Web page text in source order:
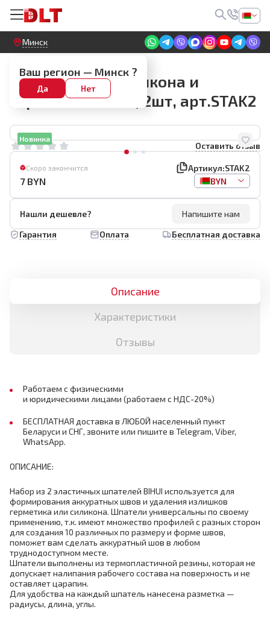
Круглосуточный! Прием заявок на сайте
Минск
Ваш регион — Минск ?
Да Нет
Шпатели и насадки
Шпатели для силикона и
герметика BIHUI, 2шт, арт.STAK2
Новинка
Оставить отзыв
Скоро закончится Артикул:STAK2
7 BYN BYN
Нашли дешевле?
Напишите нам
Гарантия
Оплата Бесплатная доставка
Описание
Характеристики
Отзывы
Работаем с физическими
и юридическими лицами (работаем с НДС-20%)
БЕСПЛАТНАЯ доставка в ЛЮБОЙ населенный пункт
Беларуси и СНГ, звоните или пишите в Telegram, Viber,
WhatsApp.
ОПИСАНИЕ:
Набор из 2 эластичных шпателей BIHUI используется для
формирования аккуратных швов и удаления излишков
герметика или силикона. Шпатели универсальны по своему
применению, т.к. имеют множество профилей с разных сторон
для создания 10 различных по размеру и форме швов,
поможет вам сделать аккуратный шов в любом
труднодоступном месте.
Шпатели выполнены из термопластичной резины, которая не
допускает налипания рабочего состава на поверхность и не
оставляет царапин.
Для удобства на каждый шпатель нанесена разметка —
радиусы, длина, углы.